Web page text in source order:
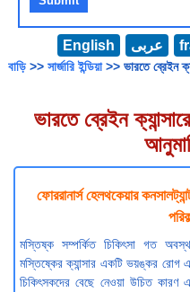
English عربى
বাড়ি>> সার্জারি ইন্ডিয়া>> ভারতে ব্রেইন
ভারতে ব্রেইন
ফোররানার্স হেলথকেয়ার
মস্তিষ্ক সম্পর্কিত চিকিৎসা গত
মস্তিষ্কের ক্যান্সার একটি ভয়ঙ্কর রোগ
চিকিৎসকদের বেছে নেওয়া উচিত কারণ